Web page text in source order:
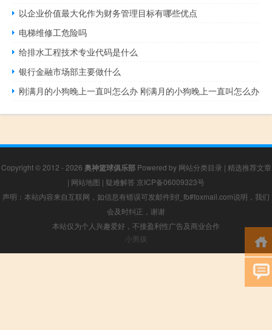
以企业价值最大化作为财务管理目标有哪些优点
电梯维修工危险吗
给排水工程技术专业代码是什么
银行金融市场部主要做什么
刚满月的小狗晚上一直叫怎么办 刚满月的小狗晚上一直叫怎么办
Copyright © 2012 - 2026 奥神篮球俱乐部Powered by 网站分类目录 | 精选推荐文章
| 网站地图 | 疑难解答 京ICP备06009323号
声明：本站内容来自互联网，如信息有错误可发邮件到f_fb#foxmail.com说明，我们
会及时纠正，谢谢
本站仅为个人兴趣爱好，不接盈利性广告及商业合作
小男孩